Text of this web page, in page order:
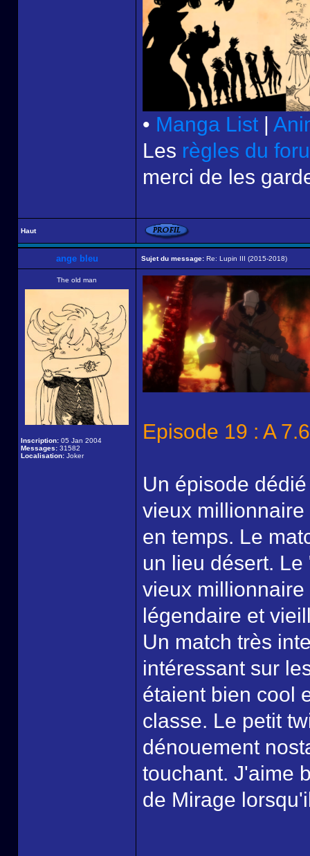
• Manga List |
Les règles du
merci de les
Haut
ange bleu Sujet du message: Re: Lupin III (2015-2018)
The old man
Inscription: 05 Jan 2004
Messages: 31582
Localisation: Joker
Episode 19 : A
Un épisode
vieux
en temps. Le
un lieu désert.
vieux
légendaire et
Un match très
intéressant sur
étaient bien cool
classe. Le petit
dénouement
touchant. J'aime
de Mirage